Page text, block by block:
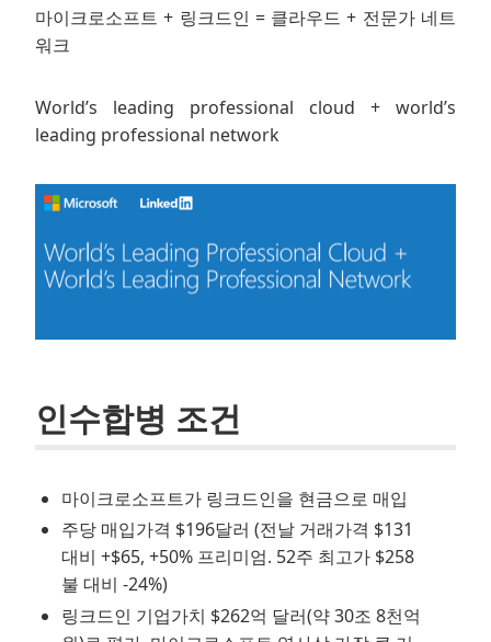
마이크로소프트 + 링크드인 = 클라우드 + 전문가 네트
워크
World’s leading professional cloud + world’s
leading professional network
인수합병 조건
마이크로소프트가 링크드인을 현금으로 매입
주당 매입가격 $196달러 (전날 거래가격 $131
대비 +$65, +50% 프리미엄. 52주 최고가 $258
불 대비 -24%)
링크드인 기업가치 $262억 달러(약 30조 8천억